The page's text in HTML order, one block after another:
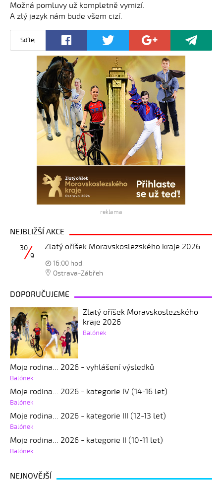
Možná pomluvy už kompletně vymizí.
A zlý jazyk nám bude všem cizí.
Sdílej
reklama
NEJBLIŽŠÍ AKCE
Zlatý oříšek Moravskoslezského kraje 2026
30
9
16:00 hod.
Ostrava-Zábřeh
DOPORUČUJEME
Zlatý oříšek Moravskoslezského
kraje 2026
Balónek
Moje rodina... 2026 - vyhlášení výsledků
Balónek
Moje rodina... 2026 - kategorie IV (14-16 let)
Balónek
Moje rodina... 2026 - kategorie III (12-13 let)
Balónek
Moje rodina... 2026 - kategorie II (10-11 let)
Balónek
NEJNOVĚJŠÍ